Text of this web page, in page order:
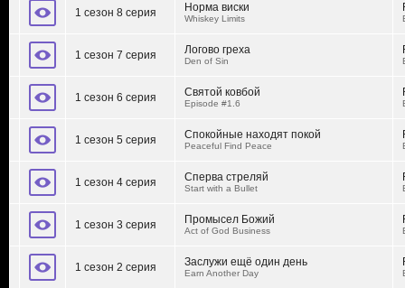
1 сезон 8 серия Норма виски
Whiskey Limits
1 сезон 7 серия Логово греха
Den of Sin
1 сезон 6 серия Святой ковбой
Episode #1.6
1 сезон 5 серия Спокойные находят покой
Peaceful Find Peace
1 сезон 4 серия Сперва стреляй
Start with a Bullet
1 сезон 3 серия Промысел Божий
Act of God Business
1 сезон 2 серия Заслужи ещё один день
Earn Another Day